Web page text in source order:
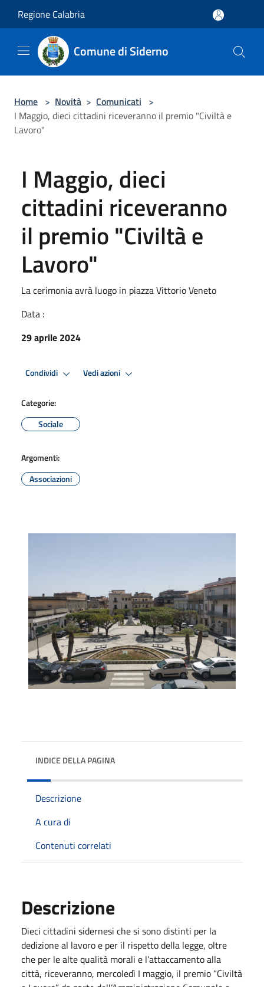
Regione Calabria
Comune di Siderno
Home > Novità > Comunicati >
I Maggio, dieci cittadini riceveranno il premio "Civiltà e
Lavoro"
I Maggio, dieci
cittadini riceveranno
il premio "Civiltà e
Lavoro"
La cerimonia avrà luogo in piazza Vittorio Veneto
Data :
29 aprile 2024
Condividi Vedi azioni
Categorie:
Sociale
Argomenti:
Associazioni
INDICE DELLA PAGINA
Descrizione
A cura di
Contenuti correlati
Descrizione
Dieci cittadini sidernesi che si sono distinti per la
dedizione al lavoro e per il rispetto della legge, oltre
che per le alte qualità morali e l’attaccamento alla
città, riceveranno, mercoledì I maggio, il premio “Civiltà